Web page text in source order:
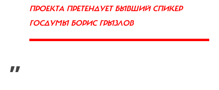
ПРОЕКТА ПРЕТЕНДУЕТ БЫВШИЙ СПИКЕР
ГОСДУМЫ БОРИС ГРЫЗЛОВ
”